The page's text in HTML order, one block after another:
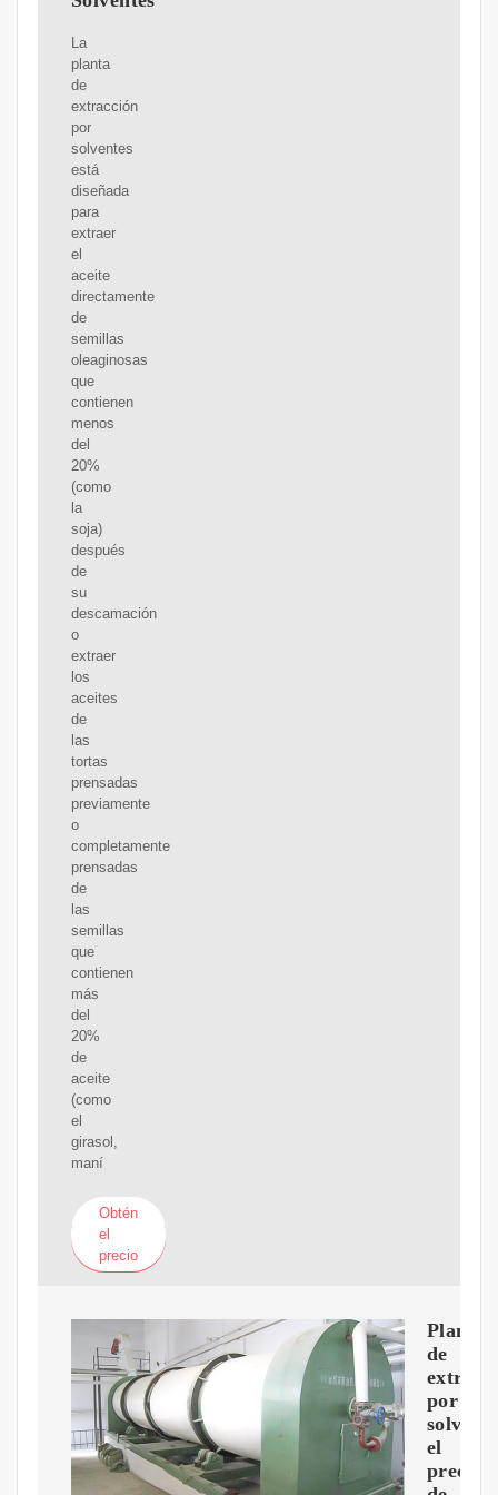
La
planta
de
extracción
por
solventes
está
diseñada
para
extraer
el
aceite
directamente
de
semillas
oleaginosas
que
contienen
menos
del
20%
(como
la
soja)
después
de
su
descamación
o
extraer
los
aceites
de
las
tortas
prensadas
previamente
o
completamente
prensadas
de
las
semillas
que
contienen
más
del
20%
de
aceite
(como
el
girasol,
maní
Obtén
el
precio
Planta
de
por
el
precio